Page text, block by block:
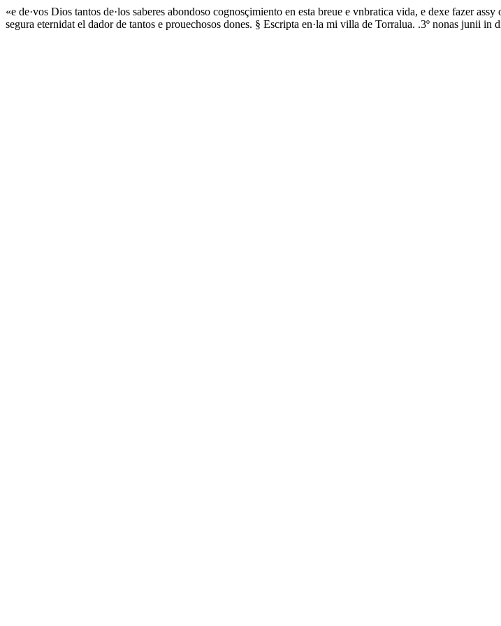
«e de·vos Dios tantos de·los saberes abondoso cognosçimiento en esta breue e vnbratica vida, e dexe fazer
segura eternidat el dador de tantos e prouechosos dones. § Escripta en·la mi villa de Torralua. .3º nonas junii